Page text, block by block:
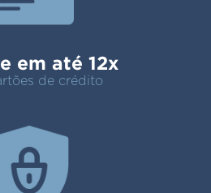
em até 12x
de crédito